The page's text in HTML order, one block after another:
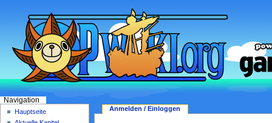
Anmelden / Einloggen
Navigation
Hauptseite